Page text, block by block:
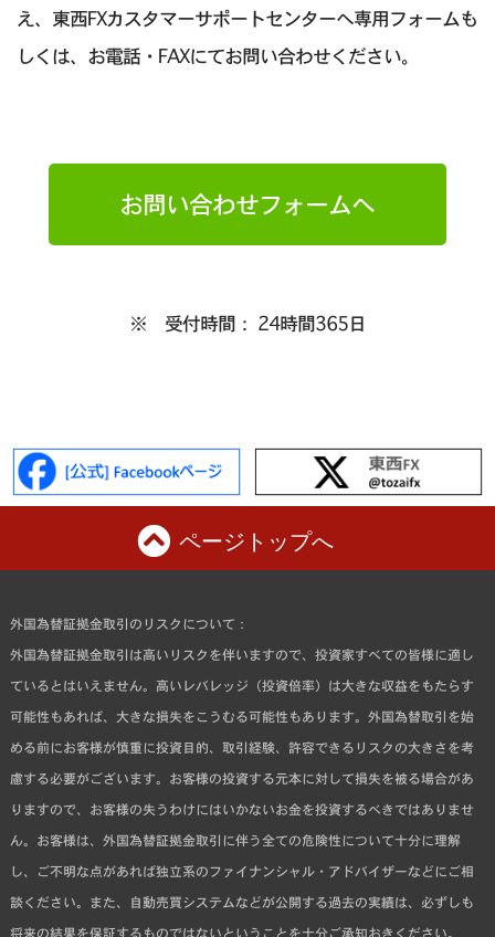
え、東西FXカスタマーサポートセンターへ専用フォームも
しくは、お電話・FAXにてお問い合わせください。
お問い合わせフォームへ
※ 受付時間： 24時間365日
ページトップへ
外国為替証拠金取引のリスクについて：
外国為替証拠金取引は高いリスクを伴いますので、投資家すべての皆様に適し
ているとはいえません。高いレバレッジ（投資倍率）は大きな収益をもたらす
可能性もあれば、大きな損失をこうむる可能性もあります。外国為替取引を始
める前にお客様が慎重に投資目的、取引経験、許容できるリスクの大きさを考
慮する必要がございます。お客様の投資する元本に対して損失を被る場合があ
りますので、お客様の失うわけにはいかないお金を投資するべきではありませ
ん。お客様は、外国為替証拠金取引に伴う全ての危険性について十分に理解
し、ご不明な点があれば独立系のファイナンシャル・アドバイザーなどにご相
談ください。また、自動売買システムなどが公開する過去の実績は、必ずしも
将来の結果を保証するものではないということを十分ご承知おきください。